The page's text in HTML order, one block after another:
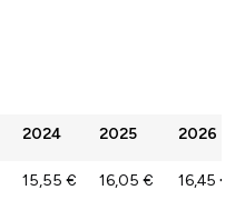
2024 2025 2026
15,55 € 16,05 € 16,45 €